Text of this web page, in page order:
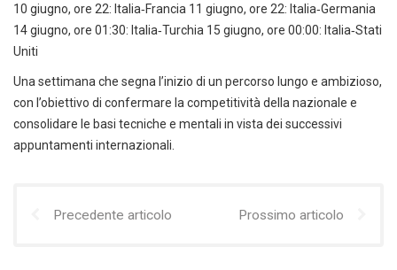
10 giugno, ore 22: Italia‑Francia 11 giugno, ore 22: Italia‑Germania
14 giugno, ore 01:30: Italia‑Turchia 15 giugno, ore 00:00: Italia‑Stati
Uniti
Una settimana che segna l’inizio di un percorso lungo e ambizioso,
con l’obiettivo di confermare la competitività della nazionale e
consolidare le basi tecniche e mentali in vista dei successivi
appuntamenti internazionali.
Precedente articolo Prossimo articolo